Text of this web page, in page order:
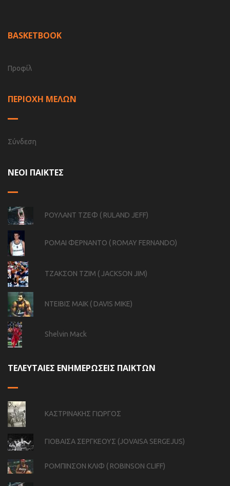
BASKETBOOK
Προφίλ
ΠΕΡΙΟΧΗ ΜΕΛΩΝ
Σύνδεση
ΝΕΟΙ ΠΑΙΚΤΕΣ
ΡΟΥΛΑΝΤ ΤΖΕΦ ( RULAND JEFF)
ΡΟΜΑΙ ΦΕΡΝΑΝΤΟ ( ROMAY FERNANDO)
ΤΖΑΚΣΟΝ ΤΖΙΜ ( JACKSON JIM)
ΝΤΕΙΒΙΣ ΜΑΙΚ ( DAVIS MIKE)
Shelvin Mack
ΤΕΛΕΥΤΑΙΕΣ ΕΝΗΜΕΡΩΣΕΙΣ ΠΑΙΚΤΩΝ
ΚΑΣΤΡΙΝΑΚΗΣ ΓΙΩΡΓΟΣ
ΓΙΟΒΑΙΣΑ ΣΕΡΓΚΕΟΥΣ (JOVAISA SERGEJUS)
ΡΟΜΠΙΝΣΟΝ ΚΛΙΦ ( ROBINSON CLIFF)